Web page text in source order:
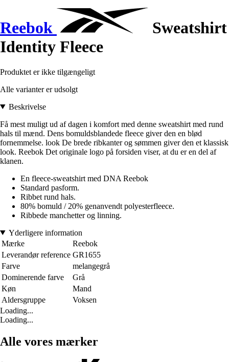
Reebok
Sweatshirt
Identity Fleece
Produktet er ikke tilgængeligt
Alle varianter er udsolgt
Beskrivelse
Få mest muligt ud af dagen i komfort med denne sweatshirt med rund
hals til mænd. Dens bomuldsblandede fleece giver den en blød
fornemmelse. look De brede ribkanter og sømmen giver den et klassisk
look. Reebok Det originale logo på forsiden viser, at du er en del af
klanen.
En fleece-sweatshirt med DNA Reebok
Standard pasform.
Ribbet rund hals.
80% bomuld / 20% genanvendt polyesterfleece.
Ribbede manchetter og linning.
Yderligere information
Mærke
Reebok
Leverandør reference GR1655
Farve
melangegrå
Dominerende farve
Grå
Køn
Mand
Aldersgruppe
Voksen
Loading...
Loading...
Alle vores mærker